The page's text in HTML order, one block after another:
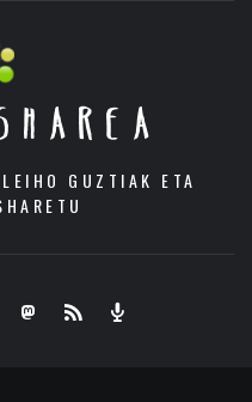
GUZTIAK ETA
Mastodon.eus
RSS Podcast